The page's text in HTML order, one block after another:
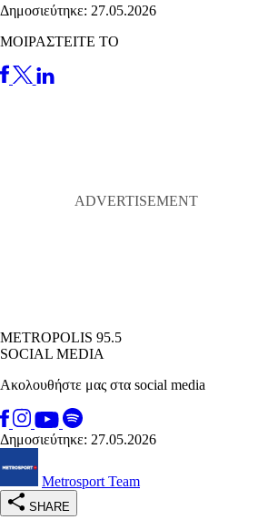
Δημοσιεύτηκε: 27.05.2026
ΜΟΙΡΑΣΤΕΙΤΕ ΤΟ
METROPOLIS 95.5
SOCIAL MEDIA
Ακολουθήστε μας στα social media
Δημοσιεύτηκε: 27.05.2026
Metrosport Team
SHARE